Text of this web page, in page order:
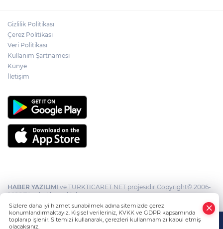
Gizlilik Politikası
Çerez Politikası
Veri Politikası
Kullanım Şartnamesi
Künye
İletişim
HABER YAZILIMI ve TURKTICARET.NET projesidir Copyright© 2006-
2026 Tüm hakları saklıdır.
Sizlere daha iyi hizmet sunabilmek adına sitemizde çerez
konumlandırmaktayız. Kişisel verileriniz, KVKK ve GDPR kapsamında
toplanıp işlenir. Sitemizi kullanarak, çerezleri kullanmamızı kabul etmiş
olacaksınız.